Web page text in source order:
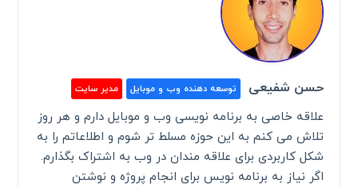
حسن شفیعی توسعه دهنده وب و موبایل مدیر سایت
علاقه خاصی به برنامه نویسی وب و موبایل دارم و هر روز
تلاش می کنم به این حوزه مسلط تر شوم و اطلاعاتم را به
شکل کاربردی برای علاقه مندان در وب به اشتراک بگذارم.
اگر نیاز به برنامه نویس برای انجام پروژه و نوشتن